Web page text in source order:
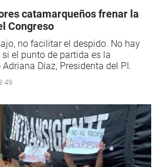
catamarqueños frenar la
Congreso
no facilitar el despido. No hay
el punto de partida es la
Díaz, Presidenta del PI.